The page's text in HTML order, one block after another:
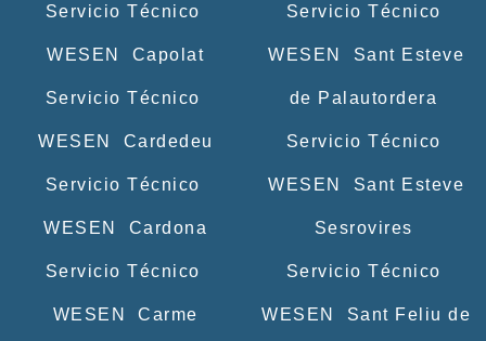
Servicio Técnico
WESEN Capolat
Servicio Técnico
WESEN Cardedeu
Servicio Técnico
WESEN Cardona
Servicio Técnico
WESEN Carme
Servicio Técnico
WESEN Sant Esteve
de Palautordera
Servicio Técnico
WESEN Sant Esteve
Sesrovires
Servicio Técnico
WESEN Sant Feliu de